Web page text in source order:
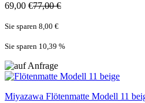
69,00 €77,00 €
Sie sparen 8,00 €
Sie sparen 10,39 %
Miyazawa Flötenmatte Modell 11